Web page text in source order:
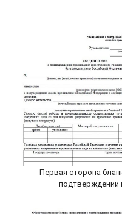
Первая сторона
подтверждении